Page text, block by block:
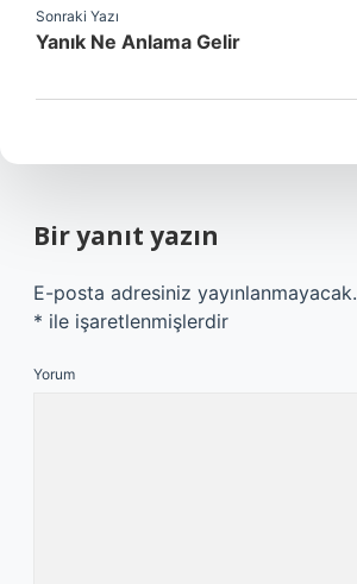
Sonraki Yazı
Yanık Ne Anlama Gelir
Bir yanıt yazın
E-posta adresiniz yayınlanmayacak.
* ile işaretlenmişlerdir
Yorum